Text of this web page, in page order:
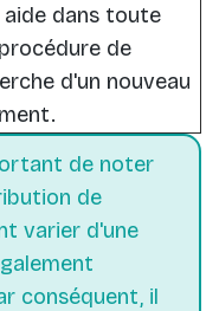
aide dans toute
de
d'un nouveau
de noter
de
varier d'une
conséquent, il